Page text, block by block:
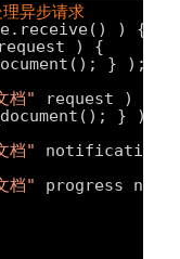
异步请求
) {
request ) {
} );
档"
request ) {
} );
档"
档"
progress